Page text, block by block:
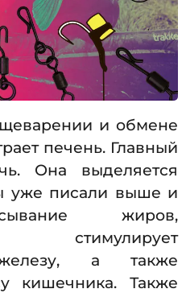
и обмене
печень. Главный
Она выделяется
уже писали выше и
жиров,
стимулирует
а также
кишечника. Также